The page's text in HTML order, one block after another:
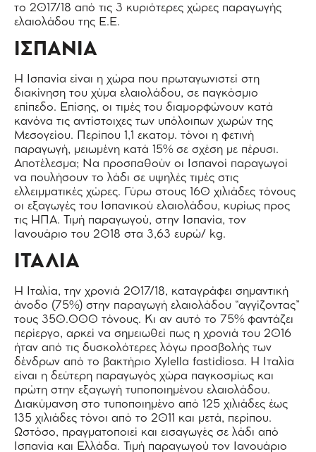
το 2017/18 από τις 3 κυριότερες χώρες παραγωγής
ελαιολάδου της Ε.Ε.
ΙΣΠΑΝΙΑ
Η Ισπανία είναι η χώρα που πρωταγωνιστεί στη
διακίνηση του χύμα ελαιολάδου, σε παγκόσμιο
επίπεδο. Επίσης, οι τιμές του διαμορφώνουν κατά
κανόνα τις αντίστοιχες των υπόλοιπων χωρών της
Μεσογείου. Περίπου 1,1 εκατομ. τόνοι η φετινή
παραγωγή, μειωμένη κατά 15% σε σχέση με πέρυσι.
Αποτέλεσμα; Να προσπαθούν οι Ισπανοί παραγωγοί
να πουλήσουν το λάδι σε υψηλές τιμές στις
ελλειμματικές χώρες. Γύρω στους 160 χιλιάδες τόνους
οι εξαγωγές του Ισπανικού ελαιολάδου, κυρίως προς
τις ΗΠΑ. Τιμή παραγωγού, στην Ισπανία, τον
Ιανουάριο του 2018 στα 3,63 ευρώ/ kg.
ΙΤΑΛΙΑ
Η Ιταλία, την χρονιά 2017/18, καταγράφει σημαντική
άνοδο (75%) στην παραγωγή ελαιολάδου “αγγίζοντας”
τους 350.000 τόνους. Κι αν αυτό το 75% φαντάζει
περίεργο, αρκεί να σημειωθεί πως η χρονιά του 2016
ήταν από τις δυσκολότερες λόγω προσβολής των
δένδρων από το βακτήριο Xylella fastidiosa. Η Ιταλία
είναι η δεύτερη παραγωγός χώρα παγκοσμίως και
πρώτη στην εξαγωγή τυποποιημένου ελαιολάδου.
Διακύμανση στο τυποποιημένο από 125 χιλιάδες έως
135 χιλιάδες τόνοι από το 2011 και μετά, περίπου.
Ωστόσο, πραγματοποιεί και εισαγωγές σε λάδι από
Ισπανία και Ελλάδα. Τιμή παραγωγού τον Ιανουάριο